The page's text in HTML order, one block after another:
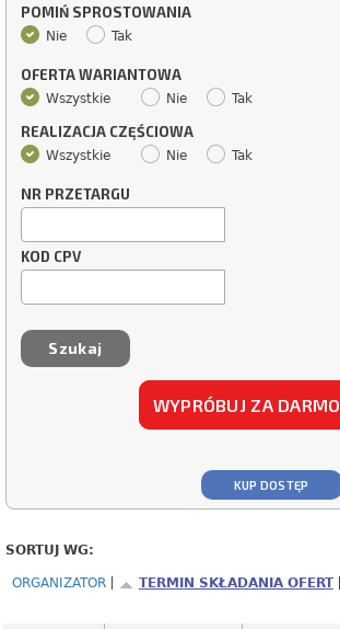
POMIŃ SPROSTOWANIA
Nie Tak
OFERTA WARIANTOWA
Wszystkie Nie Tak
REALIZACJA CZĘŚCIOWA
Wszystkie Nie Tak
NR PRZETARGU
KOD CPV
WYPRÓBUJ ZA DARMO
KUP DOSTĘP
SORTUJ WG:
ORGANIZATOR TERMIN SKŁADANIA OFERT